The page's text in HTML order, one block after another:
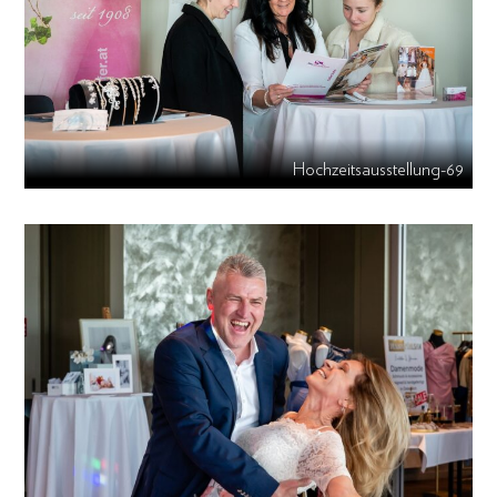
Hochzeitsausstellung-69